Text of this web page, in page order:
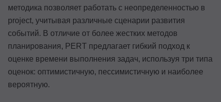
методика позволяет работать с неопределенностью в
project, учитывая различные сценарии развития
событий. В отличие от более жестких методов
планирования, PERT предлагает гибкий подход к
оценке времени выполнения задач, используя три типа
оценок: оптимистичную, пессимистичную и наиболее
вероятную.